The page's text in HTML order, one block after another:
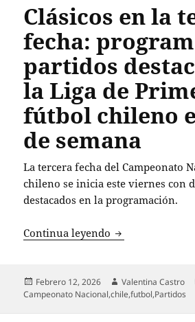
Clásicos en la
fecha:
partidos
la Liga de
fútbol chileno
de semana
La tercera fecha del Campeonato
chileno se inicia este viernes con
destacados en la programación.
Continua leyendo Clásicos en la
Publicado
el
Febrero 12, 2026 Autor
Valentina Castro
Campeonato Nacional,chile,futbol,Partidos